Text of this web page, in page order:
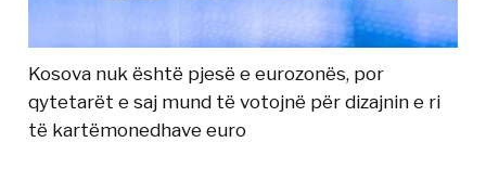
Kosova nuk është pjesë e eurozonës, por
qytetarët e saj mund të votojnë për dizajnin e ri
të kartëmonedhave euro